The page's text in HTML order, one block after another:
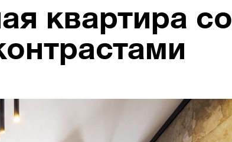
квартира со